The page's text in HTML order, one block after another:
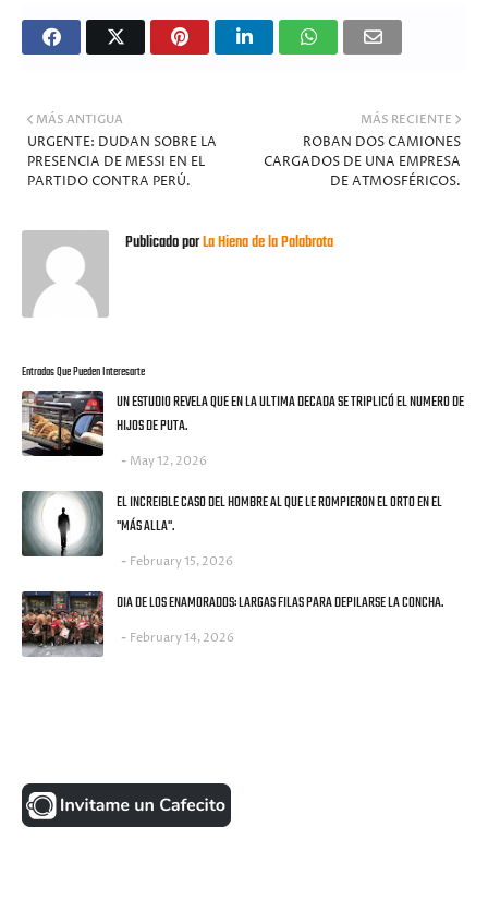
MÁS RECIENTE
ROBAN DOS CAMIONES
CARGADOS DE UNA EMPRESA
DE ATMOSFÉRICOS.
MÁS ANTIGUA
URGENTE: DUDAN SOBRE LA
PRESENCIA DE MESSI EN EL
PARTIDO CONTRA PERÚ.
Publicado porLa Hiena de la Palabrota
Entradas Que Pueden Interesarte
UN ESTUDIO REVELA QUE EN LA ULTIMA DECADA SE TRIPLICÓ EL NUMERO DE
HIJOS DE PUTA.
May 12, 2026
EL INCREIBLE CASO DEL HOMBRE AL QUE LE ROMPIERON EL ORTO EN EL
"MÁS ALLA".
February 15, 2026
DIA DE LOS ENAMORADOS: LARGAS FILAS PARA DEPILARSE LA CONCHA.
February 14, 2026